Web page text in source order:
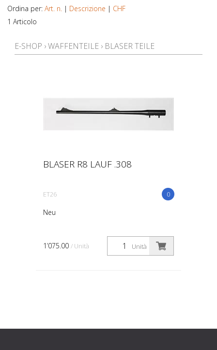
Ordina per: Art. n. | Descrizione | CHF
1 Articolo
E-SHOP ›WAFFENTEILE › BLASER TEILE
BLASER R8 LAUF .308
0
ET26
Neu
Unità
1’075.00 / Unità